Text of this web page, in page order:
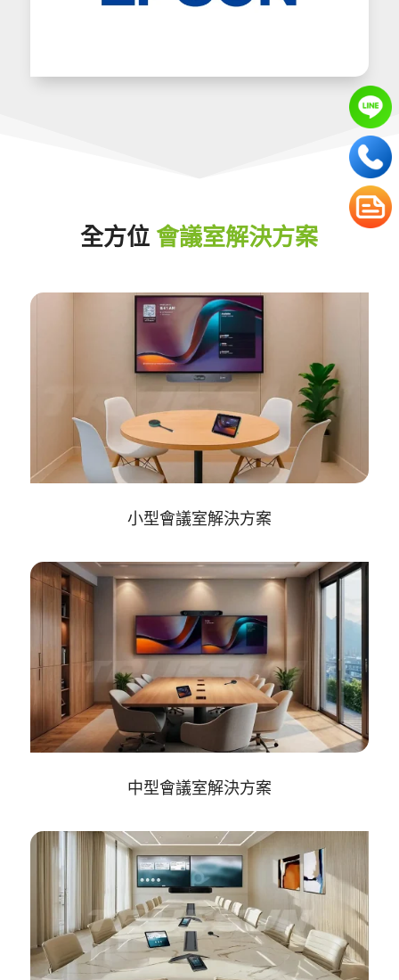
全方位 會議室解決方案
小型會議室解決方案
中型會議室解決方案